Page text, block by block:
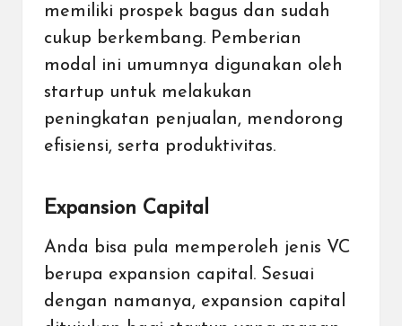
memiliki prospek bagus dan sudah
cukup berkembang. Pemberian
modal ini umumnya digunakan oleh
startup untuk melakukan
peningkatan penjualan, mendorong
efisiensi, serta produktivitas.
Expansion Capital
Anda bisa pula memperoleh jenis VC
berupa expansion capital. Sesuai
dengan namanya, expansion capital